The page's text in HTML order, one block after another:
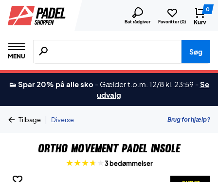
Bat rådgiver Favoritter (0)
0
Kurv
MENU
Søg efter produkter, mærker etc.
Søg
👟 Spar 20% på alle sko - Gælder t.o.m. 12/8 kl. 23:59 -Se
udvalg
Tilbage | Diverse Brug for hjælp?
Ortho Movement Padel Insole
3 bedømmelser